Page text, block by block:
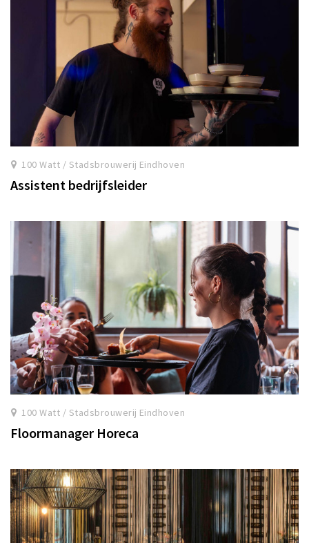
100 Watt / Stadsbrouwerij Eindhoven
Assistent bedrijfsleider
100 Watt / Stadsbrouwerij Eindhoven
Floormanager Horeca